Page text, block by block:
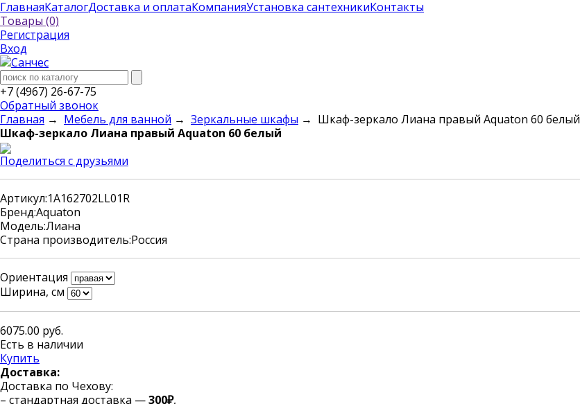
ГлавнаяКаталогДоставка и оплатаКомпанияУстановка сантехникиКонтакты
Товары (0)
Регистрация
Вход
+7 (4967) 26-67-75
Обратный звонок
Главная → Мебель для ванной → Зеркальные шкафы → Шкаф-зеркало Лиана правый Aquaton 60 белый
Шкаф-зеркало Лиана правый Aquaton 60 белый
Поделиться с друзьями
Артикул:1A162702LL01R
Бренд:Aquaton
Модель:Лиана
Страна производитель:Россия
Ориентация
Ширина, см
6075.00 руб.
Есть в наличии
Купить
Доставка:
Доставка по Чехову:
– стандартная доставка —300₽,